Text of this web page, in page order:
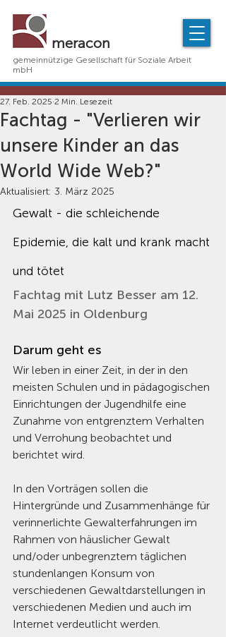
meracon
gemeinnützige Gesellschaft für Soziale Arbeit
mbH
Fachtag - "Verlieren wir
unsere Kinder an das
World Wide Web?"
27. Feb. 2025 2 Min. Lesezeit
Aktualisiert: 3. März 2025
Gewalt - die schleichende
Epidemie, die kalt und krank macht
und tötet
Fachtag mit Lutz Besser am 12.
Mai 2025 in Oldenburg
Darum geht es
Wir leben in einer Zeit, in der in den
meisten Schulen und in pädagogischen
Einrichtungen der Jugendhilfe eine
Zunahme von entgrenztem Verhalten
und Verrohung beobachtet und
berichtet wird.
In den Vorträgen sollen die
Hintergründe und Zusammenhänge für
verinnerlichte Gewalterfahrungen im
Rahmen von häuslicher Gewalt
und/oder unbegrenztem täglichen
stundenlangen Konsum von
verschiedenen Gewaltdarstellungen in
verschiedenen Medien und auch im
Internet verdeutlicht werden.